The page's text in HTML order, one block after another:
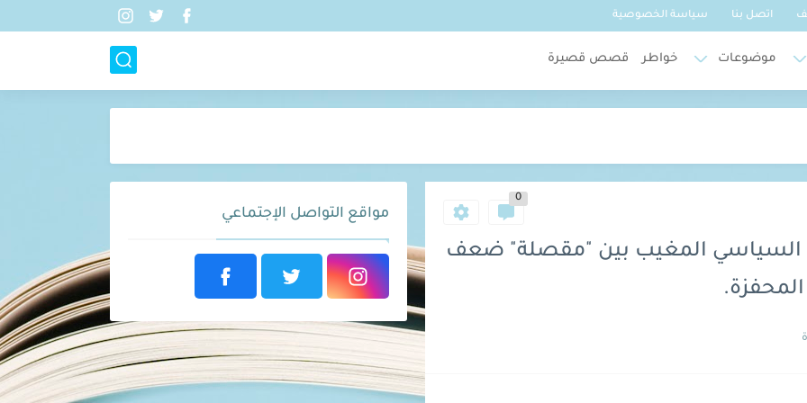
اتصل بنا سياسة الخصوصية
موضوعات خواطر قصص قصيرة
Some
تمامًا
تعرفني
0
السياسي المغيب بين "مقصلة" ضعف
مواقع التواصل الإجتماعي